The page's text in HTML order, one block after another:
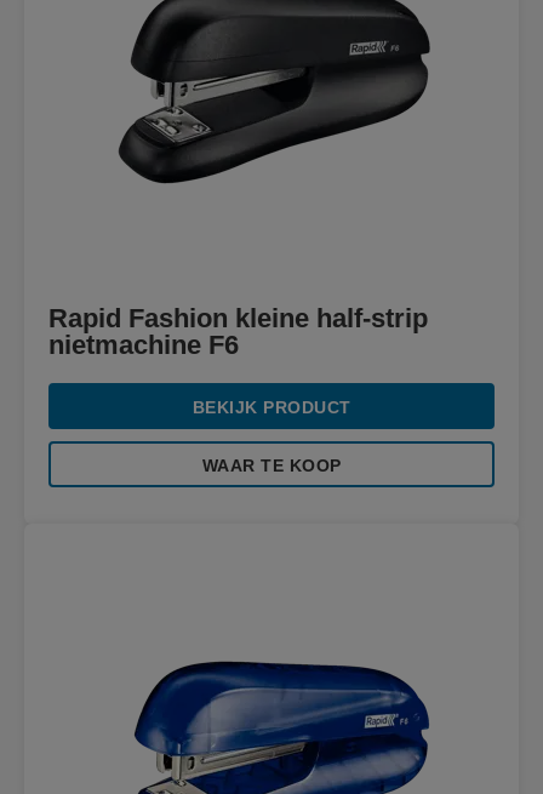
Rapid Fashion kleine half-strip
nietmachine F6
BEKIJK PRODUCT
WAAR TE KOOP